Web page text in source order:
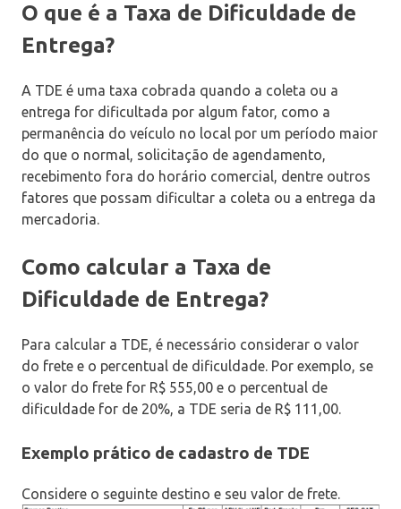
O que é a Taxa de Dificuldade de
Entrega?
A TDE é uma taxa cobrada quando a coleta ou a
entrega for dificultada por algum fator, como a
permanência do veículo no local por um período maior
do que o normal, solicitação de agendamento,
recebimento fora do horário comercial, dentre outros
fatores que possam dificultar a coleta ou a entrega da
mercadoria.
Como calcular a Taxa de
Dificuldade de Entrega?
Para calcular a TDE, é necessário considerar o valor
do frete e o percentual de dificuldade. Por exemplo, se
o valor do frete for R$ 555,00 e o percentual de
dificuldade for de 20%, a TDE seria de R$ 111,00.
Exemplo prático de cadastro de TDE
Considere o seguinte destino e seu valor de frete.